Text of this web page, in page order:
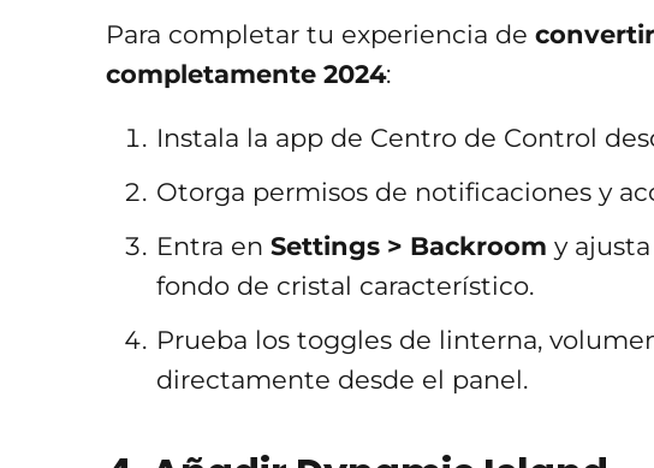
Para completar tu experiencia de
completamente 2024:
Instala la app de Centro de Control
Otorga permisos de notificaciones y
Entra en Settings > Backroom y
fondo de cristal característico.
Prueba los toggles de linterna,
directamente desde el panel.